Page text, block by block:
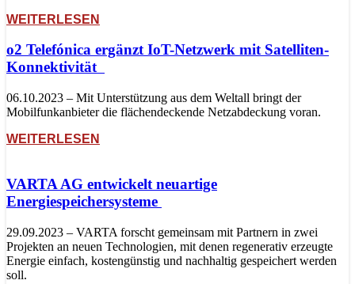
WEITERLESEN
o2 Telefónica ergänzt IoT-Netzwerk mit Satelliten-
Konnektivität
06.10.2023 – Mit Unterstützung aus dem Weltall bringt der
Mobilfunkanbieter die flächendeckende Netzabdeckung voran.
WEITERLESEN
VARTA AG entwickelt neuartige
Energiespeichersysteme
29.09.2023 – VARTA forscht gemeinsam mit Partnern in zwei
Projekten an neuen Technologien, mit denen regenerativ erzeugte
Energie einfach, kostengünstig und nachhaltig gespeichert werden
soll.